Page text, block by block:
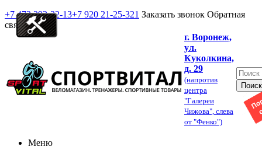
+7 473 292-32-13+7 920 21-25-321 Заказать звонок Обратная
связь
г. Воронеж,
ул.
Куколкина,
д. 29
(напротив
центра
"Галереи
Чижова", слева
от "Фенко")
Меню